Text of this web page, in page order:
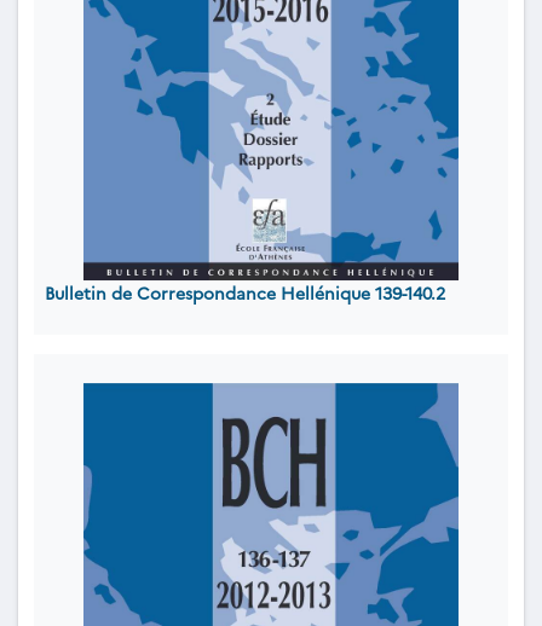
Bulletin de Correspondance Hellénique 139-140.2